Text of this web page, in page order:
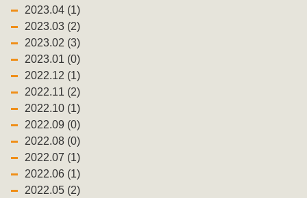
2023.04 (1)
2023.03 (2)
2023.02 (3)
2023.01 (0)
2022.12 (1)
2022.11 (2)
2022.10 (1)
2022.09 (0)
2022.08 (0)
2022.07 (1)
2022.06 (1)
2022.05 (2)